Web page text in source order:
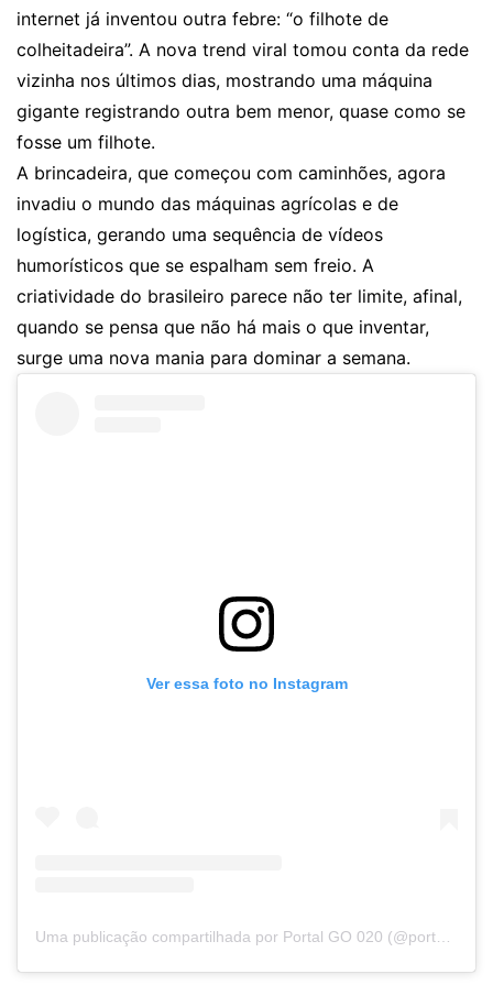
internet já inventou outra febre: “o filhote de
colheitadeira”. A nova trend viral tomou conta da rede
vizinha nos últimos dias, mostrando uma máquina
gigante registrando outra bem menor, quase como se
fosse um filhote.
A brincadeira, que começou com caminhões, agora
invadiu o mundo das máquinas agrícolas e de
logística, gerando uma sequência de vídeos
humorísticos que se espalham sem freio. A
criatividade do brasileiro parece não ter limite, afinal,
quando se pensa que não há mais o que inventar,
surge uma nova mania para dominar a semana.
Ver essa foto no Instagram
Uma publicação compartilhada por Portal GO 020 (@portalgo020)